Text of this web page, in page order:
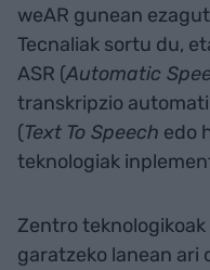
weAR gunean
Tecnaliak sortu du,
ASR (Automatic
transkripzio
(Text To Speech edo
teknologiak
Zentro
garatzeko lanean ari